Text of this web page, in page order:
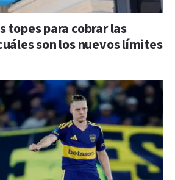
topes para cobrar las
son los nuevos límites